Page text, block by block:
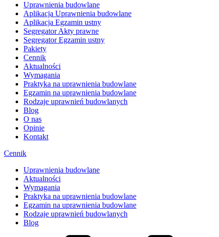
Uprawnienia budowlane
Aplikacja Uprawnienia budowlane
Aplikacja Egzamin ustny
Segregator Akty prawne
Segregator Egzamin ustny
Pakiety
Cennik
Aktualności
Wymagania
Praktyka na uprawnienia budowlane
Egzamin na uprawnienia budowlane
Rodzaje uprawnień budowlanych
Blog
O nas
Opinie
Kontakt
Cennik
Uprawnienia budowlane
Aktualności
Wymagania
Praktyka na uprawnienia budowlane
Egzamin na uprawnienia budowlane
Rodzaje uprawnień budowlanych
Blog